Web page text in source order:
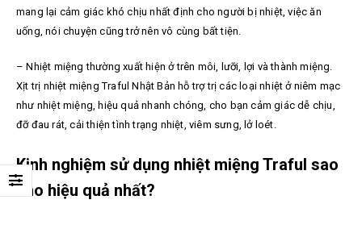
mang lại cảm giác khó chịu nhất định cho người bị nhiệt, việc ăn
uống, nói chuyện cũng trở nên vô cùng bất tiện.
–Nhiệt miệng thường xuất hiện ở trên môi, lưỡi, lợi và thành miệng.
Xịt trị nhiệt miệng Traful Nhật Bản hỗ trợ trị các loại nhiệt ở niêm mạc
như nhiệt miệng, hiệu quả nhanh chóng, cho bạn cảm giác dễ chịu,
đỡ đau rát, cải thiện tình trạng nhiệt, viêm sưng, lở loét.
Kinh nghiệm sử dụng nhiệt miệng Traful sao
cho hiệu quả nhất?